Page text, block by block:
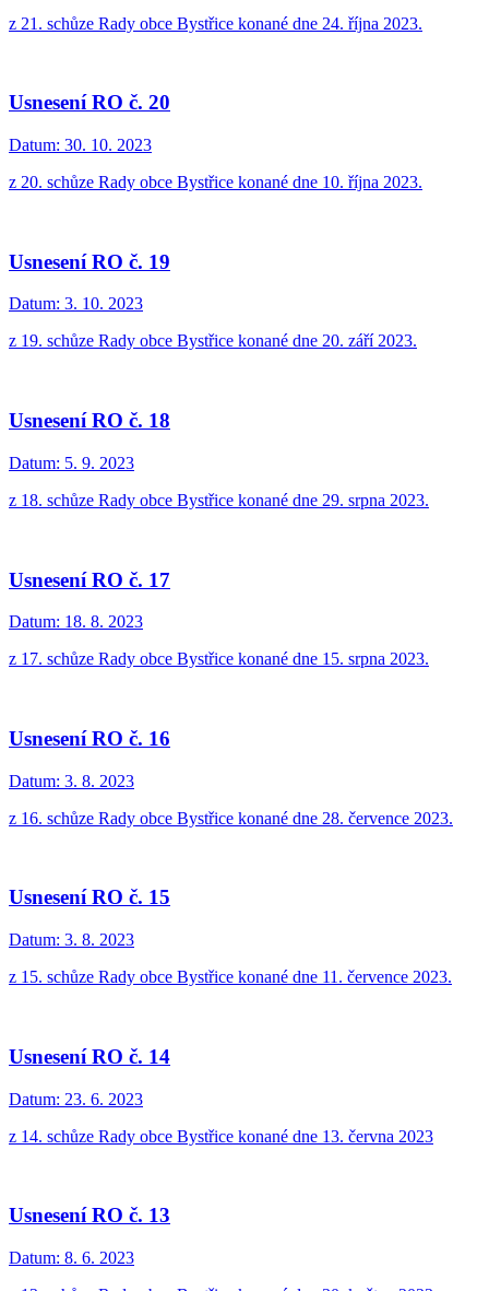
z 21. schůze Rady obce Bystřice konané dne 24. října 2023.
Usnesení RO č. 20
Datum: 30. 10. 2023
z 20. schůze Rady obce Bystřice konané dne 10. října 2023.
Usnesení RO č. 19
Datum: 3. 10. 2023
z 19. schůze Rady obce Bystřice konané dne 20. září 2023.
Usnesení RO č. 18
Datum: 5. 9. 2023
z 18. schůze Rady obce Bystřice konané dne 29. srpna 2023.
Usnesení RO č. 17
Datum: 18. 8. 2023
z 17. schůze Rady obce Bystřice konané dne 15. srpna 2023.
Usnesení RO č. 16
Datum: 3. 8. 2023
z 16. schůze Rady obce Bystřice konané dne 28. července 2023.
Usnesení RO č. 15
Datum: 3. 8. 2023
z 15. schůze Rady obce Bystřice konané dne 11. července 2023.
Usnesení RO č. 14
Datum: 23. 6. 2023
z 14. schůze Rady obce Bystřice konané dne 13. června 2023
Usnesení RO č. 13
Datum: 8. 6. 2023